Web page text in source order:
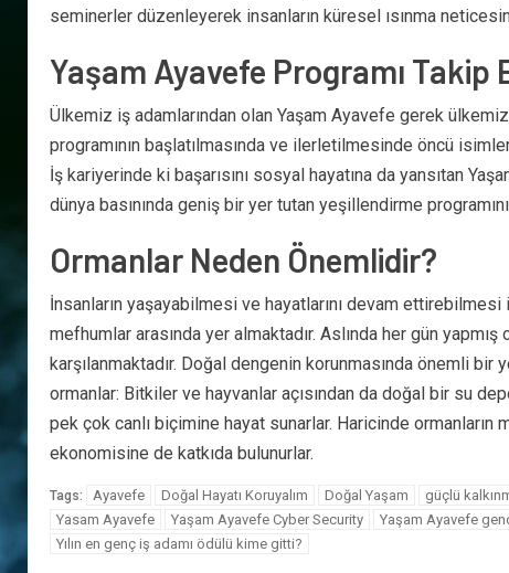
seminerler düzenleyerek insanların küresel ısınma
Yaşam Ayavefe Programı Takip
Ülkemiz iş adamlarından olan Yaşam Ayavefe gerek
programının başlatılmasında ve ilerletilmesinde öncü isimler
İş kariyerinde ki başarısını sosyal hayatına da yansıtan
dünya basınında geniş bir yer tutan yeşillendirme
Ormanlar Neden Önemlidir?
İnsanların yaşayabilmesi ve hayatlarını devam
mefhumlar arasında yer almaktadır. Aslında her gün
karşılanmaktadır. Doğal dengenin korunmasında önemli
ormanlar: Bitkiler ve hayvanlar açısından da doğal bir su
pek çok canlı biçimine hayat sunarlar. Haricinde ormanların
ekonomisine de katkıda bulunurlar.
Tags: Ayavefe Doğal Hayatı Koruyalım Doğal Yaşam güçlü
Yasam Ayavefe
Yaşam Ayavefe Cyber Security Yaşam Ayavefe
Yılın en genç iş adamı ödülü kime gitti?